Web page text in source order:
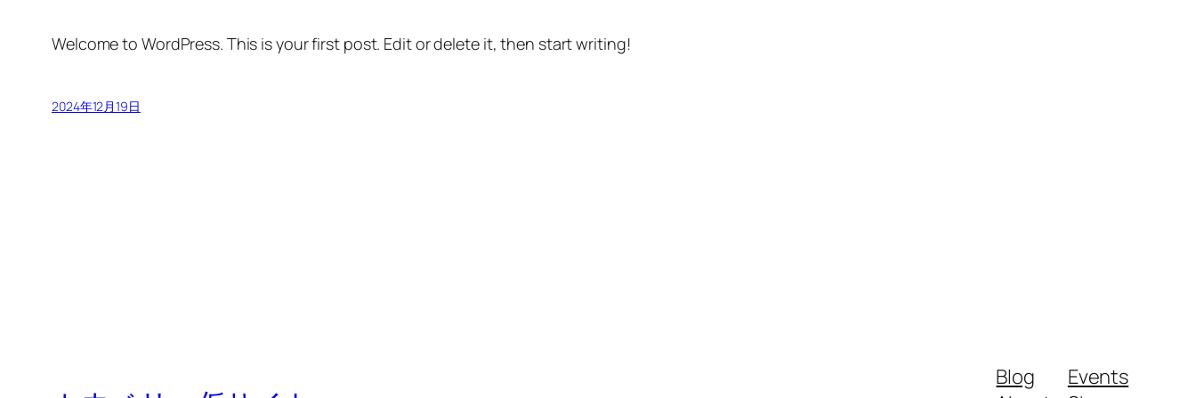
Welcome to WordPress. This is your first post. Edit or delete it, then start writing!
2024年12月19日
Blog
Events